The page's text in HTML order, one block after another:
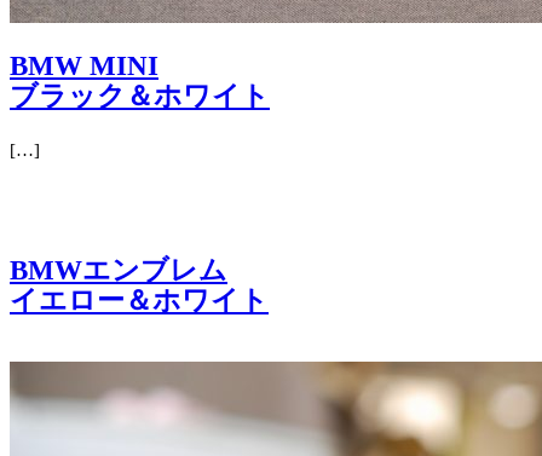
BMW MINI
ブラック＆ホワイト
[…]
BMWエンブレム
イエロー＆ホワイト